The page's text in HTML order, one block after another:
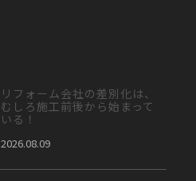
リフォーム会社の差別化は、
むしろ施工前後から始まって
いる！
2026.08.09